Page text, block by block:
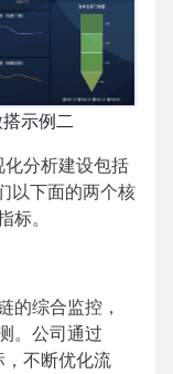
示例二
分析建设包括
以下面的两个核
标。
的综合监控，
。公司通过
不断优化流